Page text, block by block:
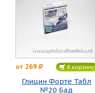
от 269 В корзину
Глицин Форте Табл
№20 Бад